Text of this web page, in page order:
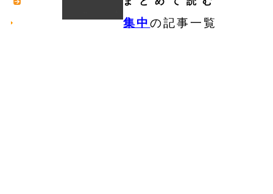
集中の記事一覧